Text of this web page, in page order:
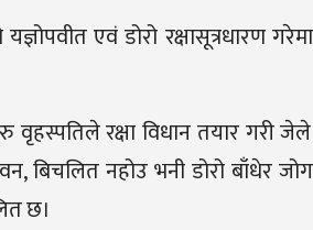
एवं डोरो रक्षासूत्रधारण
रक्षा विधान तयार गरी
बिचलित नहोउ भनी डोरो बाँधेर
छ।